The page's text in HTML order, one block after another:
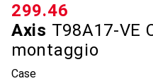
Axis T98A17-VE
montaggio
Case
CHF
299.46